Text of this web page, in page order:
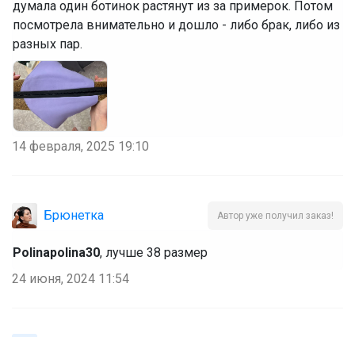
думала один ботинок растянут из за примерок. Потом
посмотрела внимательно и дошло - либо брак, либо из
разных пар.
14 февраля, 2025 19:10
Брюнетка Автор уже получил заказ!
Polinapolina30, лучше 38 размер
24 июня, 2024 11:54